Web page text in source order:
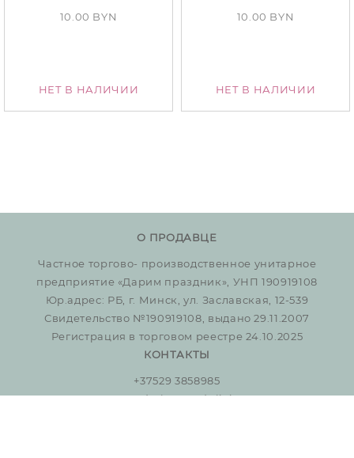
10.00 BYN
НЕТ В НАЛИЧИИ
10.00 BYN
НЕТ В НАЛИЧИИ
О ПРОДАВЦЕ
Частное торгово- производственное унитарное
предприятие «Дарим праздник», УНП 190919108
Юр.адрес: РБ, г. Минск, ул. Заславская, 12-539
Свидетельство №190919108, выдано 29.11.2007
Регистрация в торговом реестре 24.10.2025
КОНТАКТЫ
+37529 3858985
opt@darimprazdnik.by